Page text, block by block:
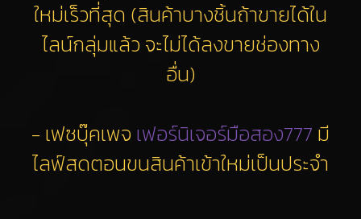
ใหม่เร็วที่สุด (สินค้าบางชิ้นถ้าขายได้ใน
ไลน์กลุ่มแล้ว จะไม่ได้ลงขายช่องทาง
อื่น)
- เฟซบุ๊คเพจ เฟอร์นิเจอร์มือสอง777 มี
ไลฟ์สดตอนขนสินค้าเข้าใหม่เป็นประจำ